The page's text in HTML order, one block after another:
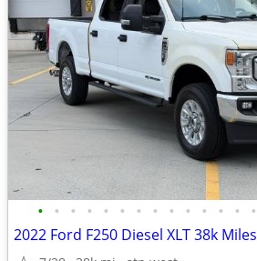
• • • • • • • • • • • • • •
2022 Ford F250 Diesel XLT 38k Miles